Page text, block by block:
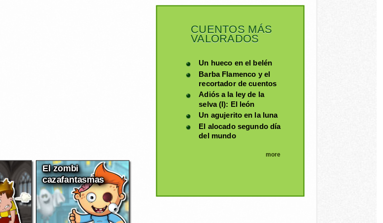
El zombi
cazafantasmas
CUENTOS MÁS
VALORADOS
Un hueco en el belén
Barba Flamenco y el
recortador de cuentos
Adiós a la ley de la
selva (I): El león
Un agujerito en la luna
El alocado segundo día
del mundo
more